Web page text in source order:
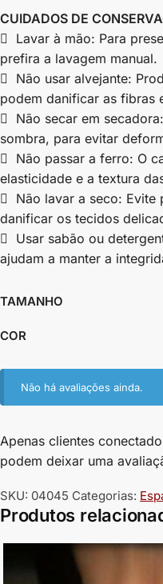
CUIDADOS DE
 Lavar à mão: Para
prefira a lavagem manual.
 Não usar alvejante:
podem danificar as fibras
 Não secar em
sombra, para evitar
 Não passar a ferro: O
elasticidade e a textura
 Não lavar a seco: Evite
danificar os tecidos
 Usar sabão ou
ajudam a manter a
TAMANHO
COR
Não há avaliações ainda.
Apenas clientes
podem deixar uma
SKU: 04045 Categorias:
Produtos